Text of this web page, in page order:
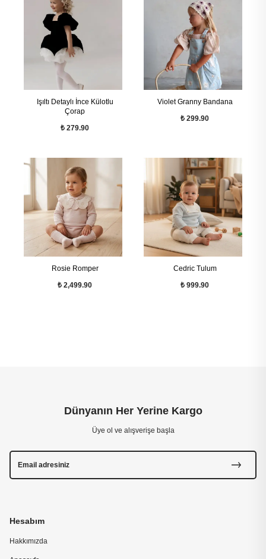
Işıltı Detaylı İnce Külotlu
Çorap
₺ 279.90
Violet Granny Bandana
₺ 299.90
Rosie Romper
₺ 2,499.90
Cedric Tulum
₺ 999.90
Hesabım
Hakkımızda
Dünyanın Her Yerine Kargo
Üye ol ve alışverişe başla